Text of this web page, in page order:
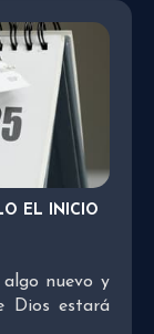
EL INICIO
nuevo y
Dios estará